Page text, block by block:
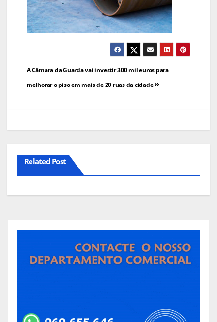
Navegação
de
A Câmara da Guarda vai investir 300 mil euros para
melhorar o piso em mais de 20 ruas da cidade
Related Post